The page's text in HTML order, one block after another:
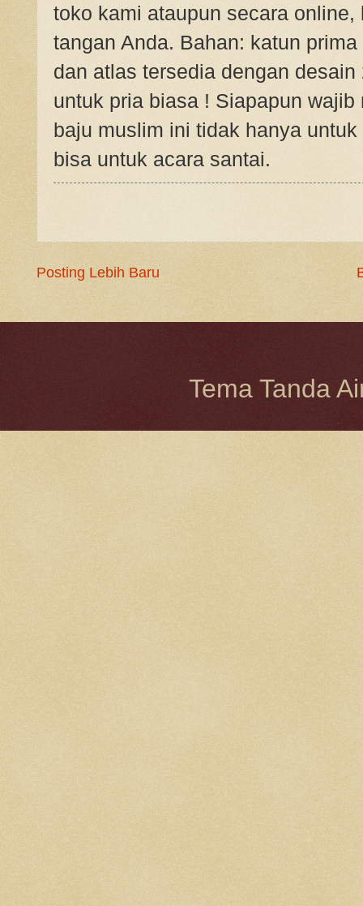
toko kami ataupun secara
tangan Anda. Bahan: katun
dan atlas tersedia dengan
untuk pria biasa ! Siapapun
baju muslim ini tidak hanya
bisa untuk acara santai.
Posting Lebih Baru
Tema Tanda